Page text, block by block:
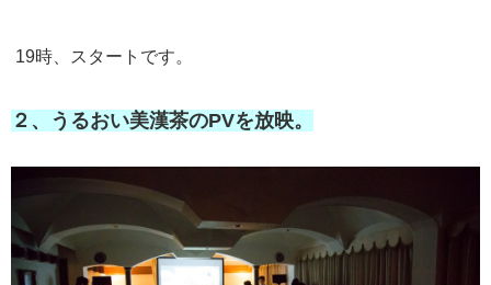
19時、スタートです。
２、うるおい美漢茶のPVを放映。